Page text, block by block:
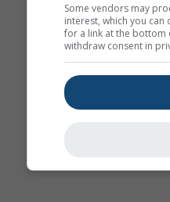
Some vendors may
interest, which you
for a link at the bottom
withdraw consent in